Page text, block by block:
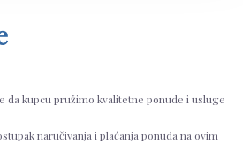
da kupcu pružimo kvalitetne ponude i usluge
naručivanja i plaćanja ponuda na ovim